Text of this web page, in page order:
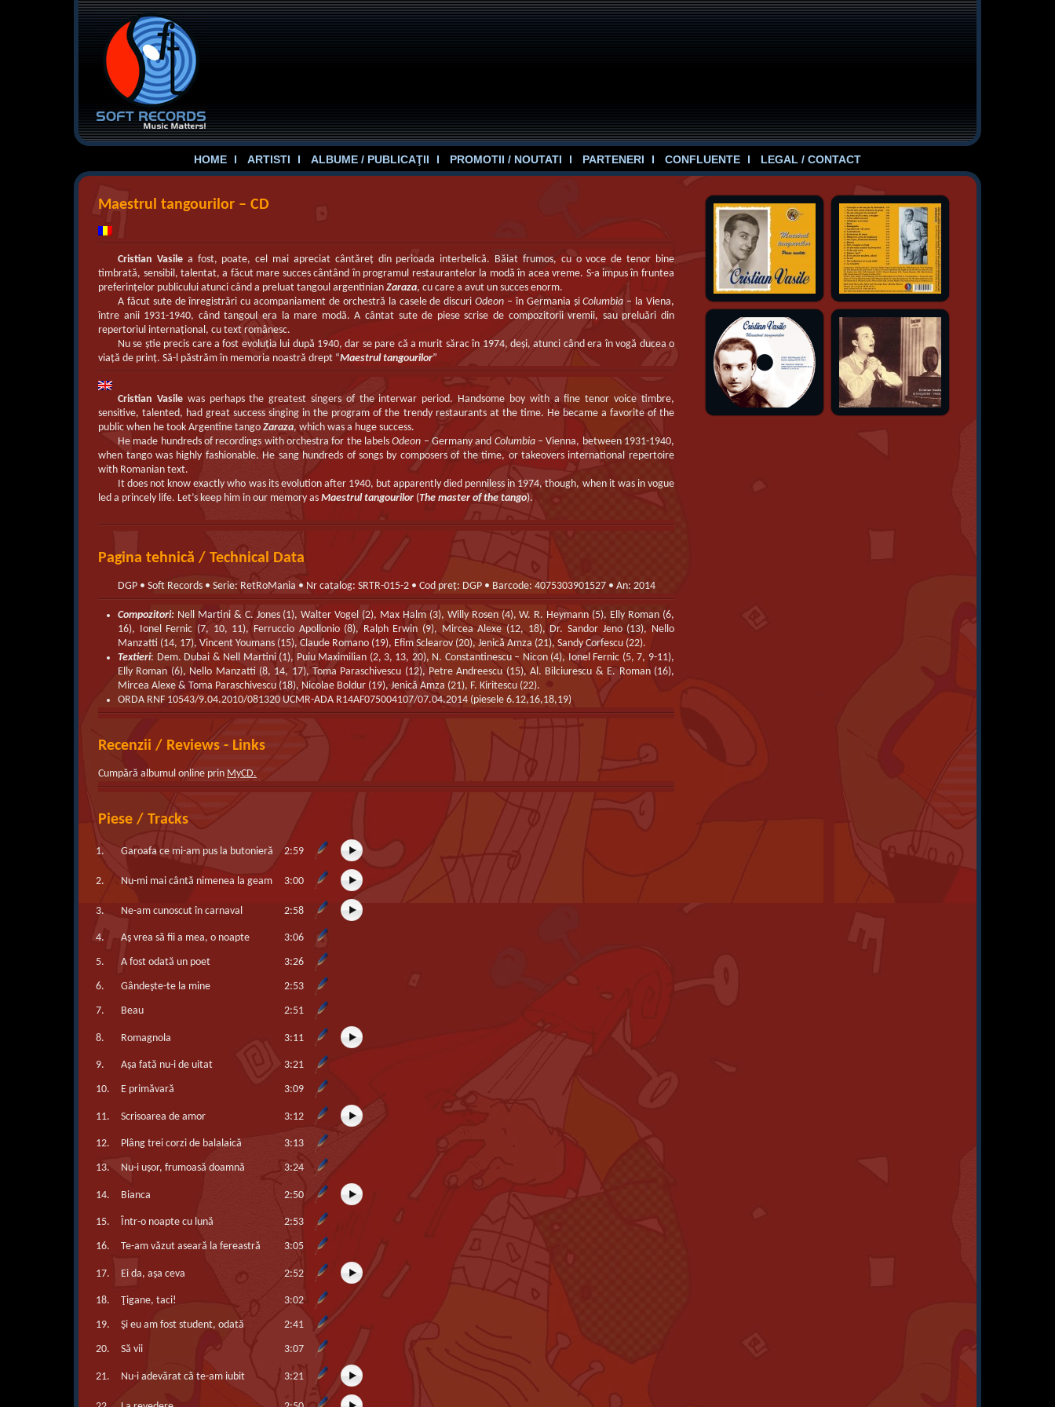
HOME ARTISTI ALBUME / PUBLICAŢII PROMOTII / NOUTATI PARTENERI CONFLUENTE LEGAL / CONTACT
Maestrul tangourilor – CD
Cristian Vasilea fost, poate, cel mai apreciat cântăreţ din perioada interbelică. Băiat frumos, cu o voce de tenor bine
timbrată, sensibil, talentat, a făcut mare succes cântând în programul restaurantelor la modă în acea vreme. S-a impus în fruntea
preferinţelor publicului atunci când a preluat tangoul argentinianZaraza, cu care a avut un succes enorm.
A făcut sute de înregistrări cu acompaniament de orchestră la casele de discuriOdeon – în Germania şiColumbia – la Viena,
între anii 1931-1940, când tangoul era la mare modă. A cântat sute de piese scrise de compozitorii vremii, sau preluări din
repertoriul internaţional, cu text românesc.
Nu se ştie precis care a fost evoluţia lui după 1940, dar se pare că a murit sărac în 1974, deşi, atunci când era în vogă ducea o
viaţă de prinţ. Să-l păstrăm în memoria noastră drept “Maestrul tangourilor”
Cristian Vasilewas perhaps the greatest singers of the interwar period. Handsome boy with a fine tenor voice timbre,
sensitive, talented, had great success singing in the program of the trendy restaurants at the time. He became a favorite of the
public when he took Argentine tangoZaraza, which was a huge success.
He made hundreds of recordings with orchestra for the labelsOdeon – Germany and Columbia– Vienna, between 1931-1940,
when tango was highly fashionable. He sang hundreds of songs by composers of the time, or takeovers international repertoire
with Romanian text.
It does not know exactly who was its evolution after 1940, but apparently died penniless in 1974, though, when it was in vogue
led a princely life. Let’s keep him in our memory asMaestrul tangourilor (The master of the tango).
Pagina tehnică / Technical Data
DGP • Soft Records • Serie: RetRoMania • Nr catalog: SRTR-015-2 • Cod preț: DGP • Barcode: 4075303901527 • An: 2014
Compozitori: Nell Martini & C. Jones (1), Walter Vogel (2), Max Halm (3), Willy Rosen (4), W. R. Heymann (5), Elly Roman (6,
16), Ionel Fernic (7, 10, 11), Ferruccio Apollonio (8), Ralph Erwin (9), Mircea Alexe (12, 18), Dr. Sandor Jeno (13), Nello
Manzatti (14, 17), Vincent Youmans (15), Claude Romano (19), Efim Sclearov (20), Jenică Amza (21), Sandy Corfescu (22).
Textieri: Dem. Dubai & Nell Martini (1), Puiu Maximilian (2, 3, 13, 20), N. Constantinescu – Nicon (4), Ionel Fernic (5, 7, 9-11),
Elly Roman (6), Nello Manzatti (8, 14, 17), Toma Paraschivescu (12), Petre Andreescu (15), Al. Bilciurescu & E. Roman (16),
Mircea Alexe & Toma Paraschivescu (18), Nicolae Boldur (19), Jenică Amza (21), F. Kiritescu (22).
ORDA RNF 10543/9.04.2010/081320 UCMR-ADA R14AF075004107/07.04.2014 (piesele 6.12,16,18,19)
Recenzii / Reviews - Links
Cumpără albumul online prin MyCD.
Piese / Tracks
1. Garoafa ce mi-am pus la butonieră 2:59
2. Nu-mi mai cântă nimenea la geam 3:00
3. Ne-am cunoscut în carnaval 2:58
4. Aş vrea să fii a mea, o noapte 3:06
5. A fost odată un poet 3:26
6. Gândeşte-te la mine 2:53
7. Beau 2:51
8. Romagnola 3:11
9. Aşa fată nu-i de uitat 3:21
10. E primăvară 3:09
11. Scrisoarea de amor 3:12
12. Plâng trei corzi de balalaică 3:13
13. Nu-i uşor, frumoasă doamnă 3:24
14. Bianca 2:50
15. Într-o noapte cu lună 2:53
16. Te-am văzut aseară la fereastră 3:05
17. Ei da, aşa ceva 2:52
18. Ţigane, taci! 3:02
19. Şi eu am fost student, odată 2:41
20. Să vii 3:07
21. Nu-i adevărat că te-am iubit 3:21